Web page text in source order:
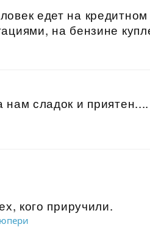
едет на
на бензине
сладок и приятен....
кого приручили.